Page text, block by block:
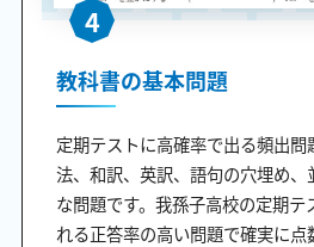
4
教科書の基本問題
定期テストに高確率で出る頻出
法、和訳、英訳、語句の穴埋め
な問題です。我孫子高校の定期テ
れる正答率の高い問題で確実に点